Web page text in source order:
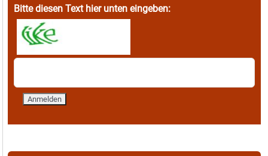
Bitte diesen Text hier unten eingeben: